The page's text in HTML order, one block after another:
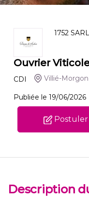
1752 SARL
Ouvrier
CDI Villié-Morgon
Publiée le 19/06/2026
Postuler
Description